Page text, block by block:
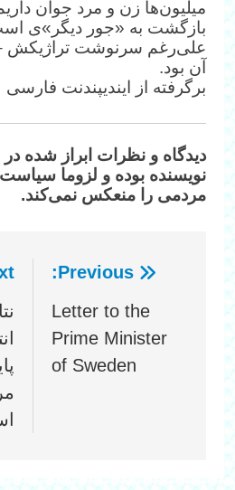
میلیون‌ها زن و مرد جوان
بازگشت به «جور دیگر»ی
علی‌رغم سرنوشت تراژیکش –
آن بود.
برگرفته از ایندیپندنت فارسی
دیدگاه‌ و نظرات ابراز شده
نویسنده بوده و لزوما سیاست
مردمی را منعکس نمی‌کند.
راهبری
نوشته
Previous:
Letter to the
Prime Minister
of Sweden